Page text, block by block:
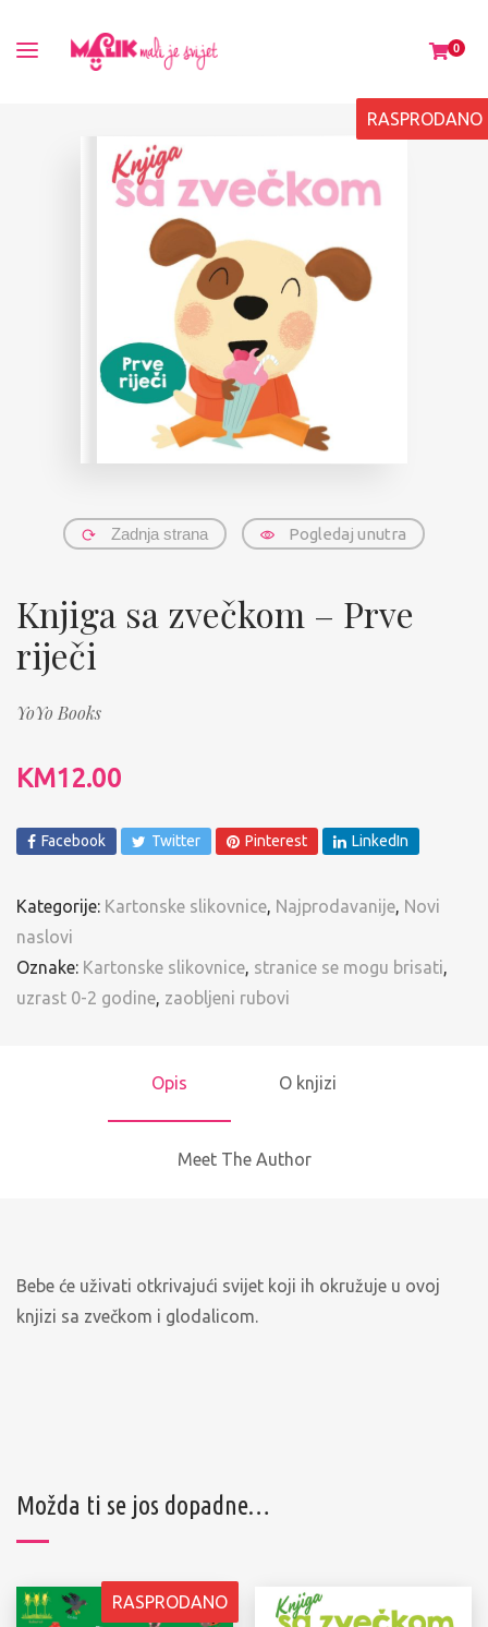
0
Zadnja strana Pogledaj unutra
RASPRODANO
Knjiga sa zvečkom – Prve
riječi
YoYo Books
KM12.00
Facebook Twitter Pinterest LinkedIn
Kategorije: Kartonske slikovnice, Najprodavanije, Novi
naslovi
Oznake: Kartonske slikovnice, stranice se mogu brisati,
uzrast 0-2 godine, zaobljeni rubovi
Opis O knjizi
Meet The Author
Bebe će uživati otkrivajući svijet koji ih okružuje u ovoj
knjizi sa zvečkom i glodalicom.
Možda ti se jos dopadne…
RASPRODANO